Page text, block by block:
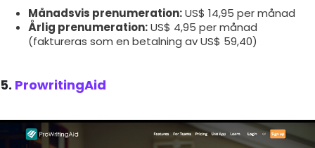
Månadsvis prenumeration:US$ 14,95 per månad
Årlig prenumeration:US$ 4,95 per månad
(faktureras som en betalning av US$ 59,40)
5. ProwritingAid